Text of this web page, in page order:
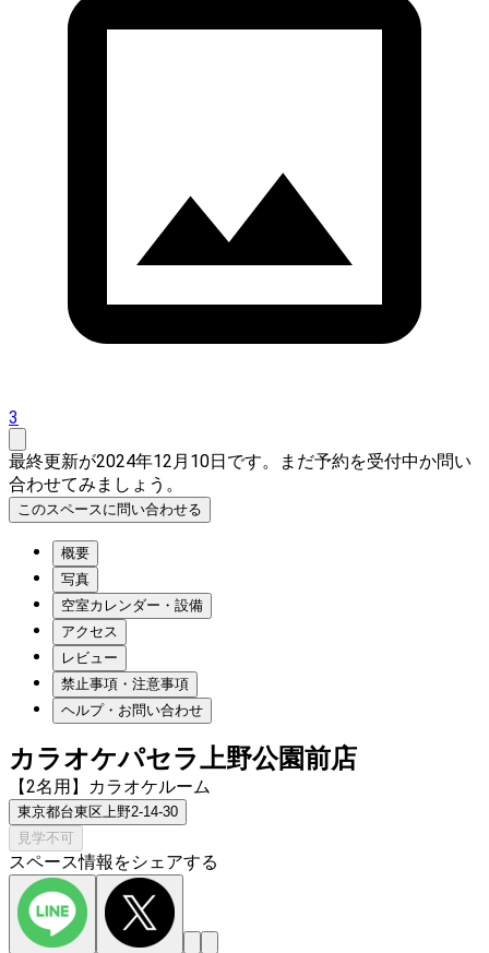
3
最終更新が2024年12月10日です。まだ予約を受付中か問い
合わせてみましょう。
このスペースに問い合わせる
概要
写真
空室カレンダー・設備
アクセス
レビュー
禁止事項・注意事項
ヘルプ・お問い合わせ
カラオケパセラ上野公園前店
【2名用】カラオケルーム
東京都台東区上野2-14-30
見学不可
スペース情報をシェアする